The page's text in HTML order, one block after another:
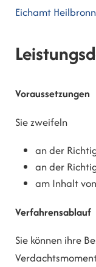
Eichamt
Voraussetzungen
Sie zweifeln
an der
an der
am Inhalt
Verfahrensablauf
Sie können ihre